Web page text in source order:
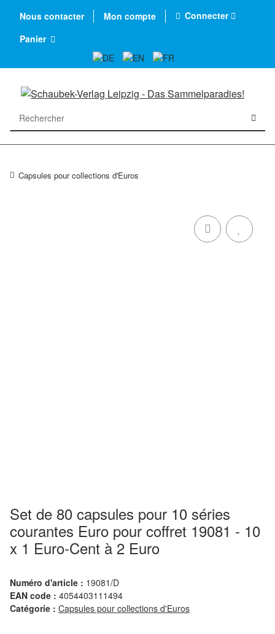
Nous contacter Mon compte
Connecter
Panier
Capsules pour collections d'Euros
Set de 80 capsules pour 10 séries
courantes Euro pour coffret 19081 - 10
x 1 Euro-Cent à 2 Euro
Numéro d'article : 19081/D
EAN code : 4054403111494
Catégorie : Capsules pour collections d'Euros